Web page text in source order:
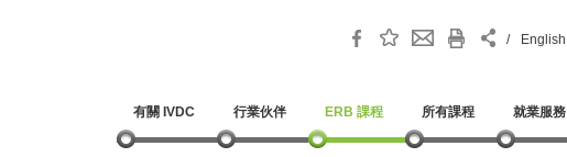
/ English
有關 IVDC 行業伙伴 ERB 課程 所有課程 就業服務